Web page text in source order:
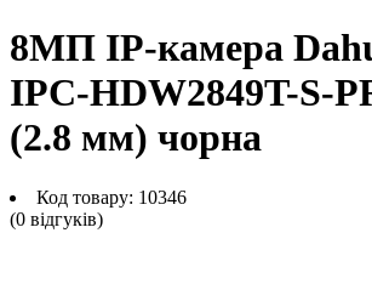
8МП IP-камера
IPC-HDW2849T-S-
(2.8 мм) чорна
Код товару: 10346
(0 вiдгукiв)